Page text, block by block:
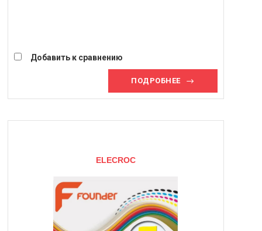
Добавить к сравнению
ПОДРОБНЕЕ
ELECROC